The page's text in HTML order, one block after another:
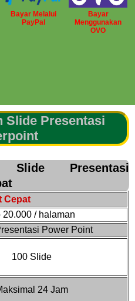
Bayar Melalui
PayPal
Bayar
Menggunakan
OVO
Slide Presentasi
Slide Presentasi
Cepat
20.000 / halaman
Power Point
100 Slide
24 Jam